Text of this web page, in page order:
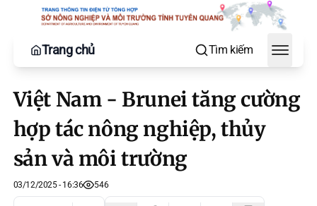
Trang chủ Tìm kiếm
Toggle
Việt Nam - Brunei tăng cường
hợp tác nông nghiệp, thủy
sản và môi trường
03/12/2025 - 16:36 546